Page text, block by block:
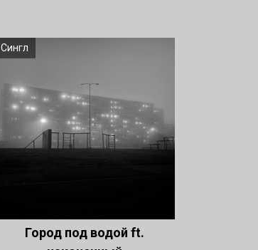
Сингл
Город под водой ft.